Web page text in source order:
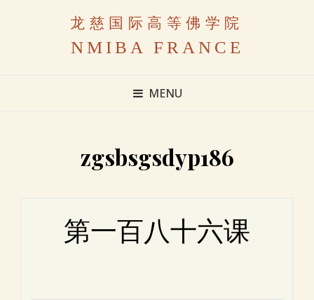
龙慈国际高等佛学院
NMIBA FRANCE
MENU
zgsbsgsdyp186
第一百八十六课